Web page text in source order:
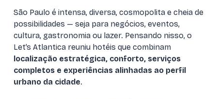
São Paulo é intensa, diversa, cosmopolita e cheia de
possibilidades — seja para negócios, eventos,
cultura, gastronomia ou lazer. Pensando nisso, o
Let’s Atlantica reuniu hotéis que combinam
localização estratégica, conforto, serviços
completos e experiências alinhadas ao perfil
urbano da cidade.